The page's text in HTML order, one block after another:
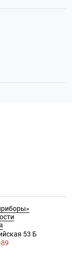
53 Б